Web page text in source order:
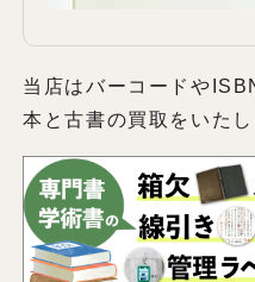
当店はバーコードや
本と古書の買取をいたし